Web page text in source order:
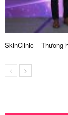
SkinClinic – Thương